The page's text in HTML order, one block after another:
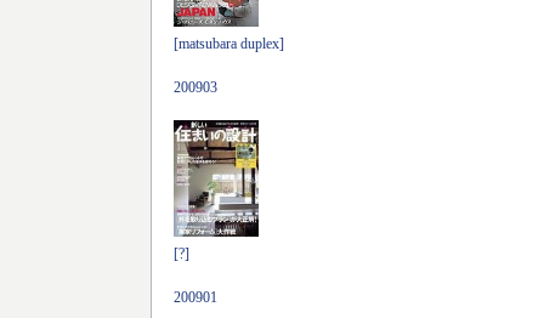
[matsubara duplex]
200903
[?]
200901